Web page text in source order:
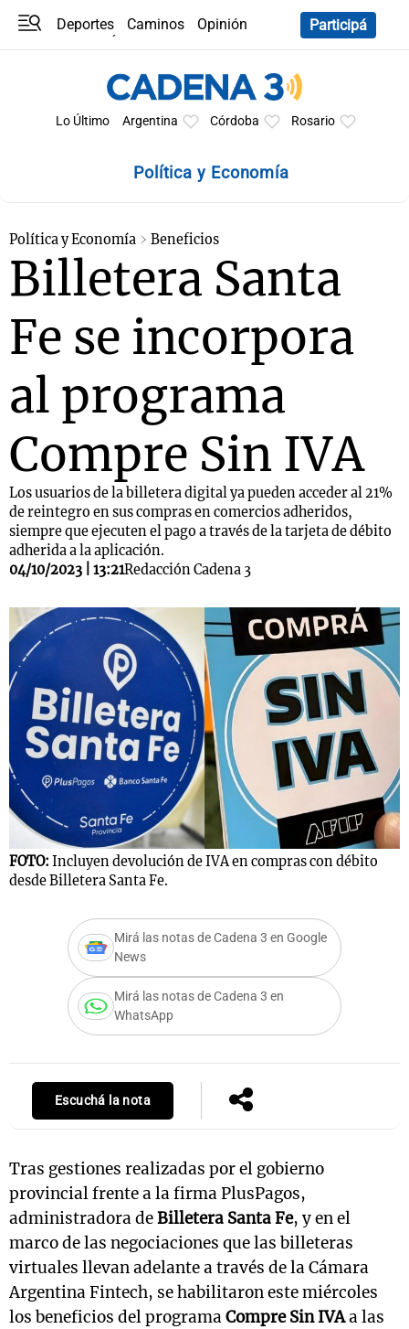
Deportes Caminos
Opinión
Participá
Lo Último Argentina Córdoba Rosario
Política y Economía
Política y Economía Beneficios
Billetera Santa
Fe se incorpora
al programa
Compre Sin IVA
Los usuarios de la billetera digital ya pueden acceder al 21%
de reintegro en sus compras en comercios adheridos,
siempre que ejecuten el pago a través de la tarjeta de débito
adherida a la aplicación.
04/10/2023 | 13:21Redacción Cadena 3
FOTO: Incluyen devolución de IVA en compras con débito
desde Billetera Santa Fe.
Mirá las notas de Cadena 3 en Google
News
Mirá las notas de Cadena 3 en
WhatsApp
Escuchá la nota
Tras gestiones realizadas por el gobierno
provincial frente a la firma PlusPagos,
administradora deBilletera Santa Fe, y en el
marco de las negociaciones que las billeteras
virtuales llevan adelante a través de la Cámara
Argentina Fintech, se habilitaron este miércoles
los beneficios del programaCompre Sin IVAa las
Notas
Mundial 2026
La Sole en
Cadena 3